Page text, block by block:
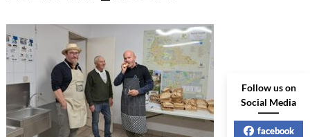
Follow us on
Social Media
facebook